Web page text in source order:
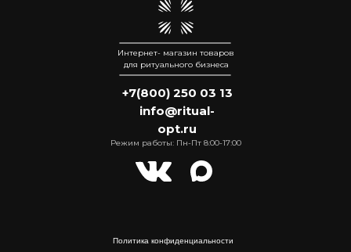
Режим работы: Пн-Пт 8:00-17:00
Политика конфиденциальности
Интернет- магазин товаров
для ритуального бизнеса
+7(800) 250 03 13
info@ritual-
opt.ru